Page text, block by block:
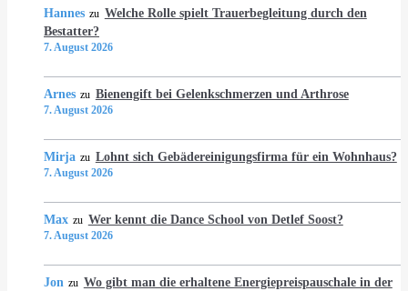
Hannes zu Welche Rolle spielt Trauerbegleitung durch den
Bestatter?
7. August 2026
Arnes zu Bienengift bei Gelenkschmerzen und Arthrose
7. August 2026
Mirja zu Lohnt sich Gebädereinigungsfirma für ein Wohnhaus?
7. August 2026
Max zu Wer kennt die Dance School von Detlef Soost?
7. August 2026
Jon zu Wo gibt man die erhaltene Energiepreispauschale in der